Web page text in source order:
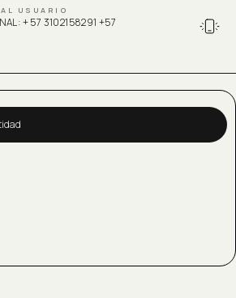
USUARIO
+ 57 3102158291 +57